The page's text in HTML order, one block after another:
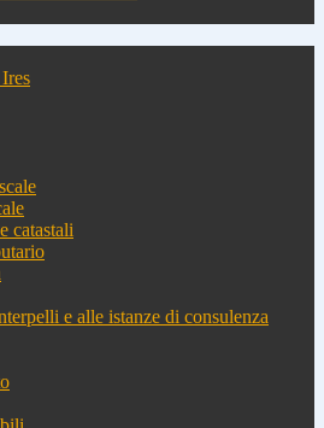
catastali
e alle istanze di consulenza